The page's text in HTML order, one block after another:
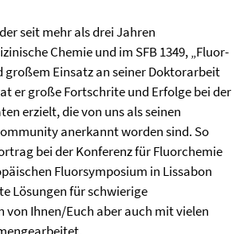
seit mehr als drei Jahren
Chemie und im SFB 1349, „Fluor-
großem Einsatz an seiner Doktorarbeit
er große Fortschrite und Erfolge bei der
erzielt, die von uns als seinen
anerkannt worden sind. So
bei der Konferenz für Fluorchemie
Fluorsymposium in Lissabon
Lösungen für schwierige
Ihnen/Euch aber auch mit vielen